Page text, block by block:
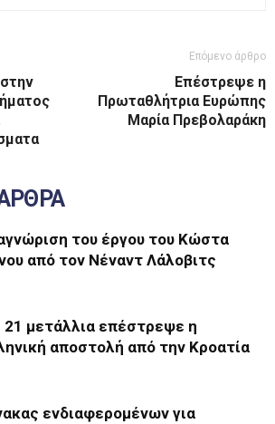
Επόμενο άρθρο
Επέστρεψε η
Πρωταθλήτρια Ευρώπης
Μαρία Πρεβολαράκη
του έργου του Κώστα
από τον Νέναντ Λάλοβιτς
μετάλλια επέστρεψε η
αποστολή από την Κροατία
ενδιαφερομένων για